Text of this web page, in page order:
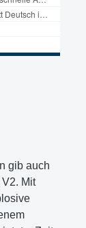
gib auch
Mit